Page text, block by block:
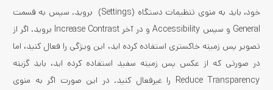
خود، باید به منوی تنظیمات دستگاه (Settings) بروید. سپس به قسمت
General و سپس Accessibility و در آخر Increase Contrast بروید. اگر از
تصویر پس زمینه خاکستری استفاده کرده اید، این ویژگی را فعال کنید، اما
در صورتی که از عکس پس زمینه سفید استفاده کرده اید، باید گزینه
Reduce Transparency را غیرفعال کنید. در این صورت اگر به منوی